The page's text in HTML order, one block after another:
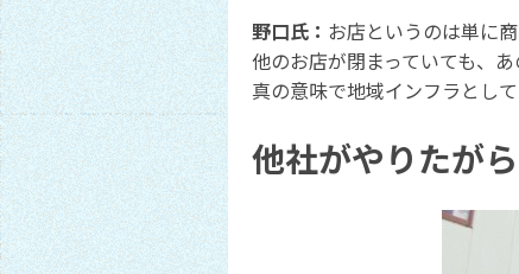
野口氏： お店というのは単に
他のお店が閉まっていても、
真の意味で地域インフラとし
他社がやりたが